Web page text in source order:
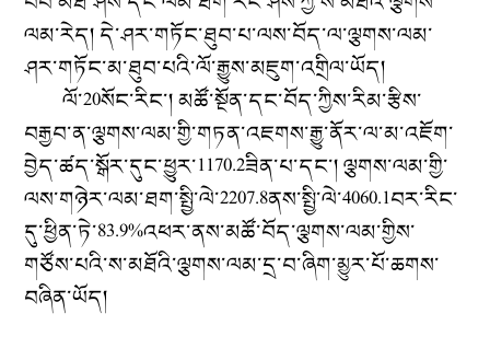
ལམ་རེད། དེ་ཤར་གཏོང་ཐུབ་པ་ལས་བོད་ལ་ལྕགས་ལམ་
ཤར་གཏོང་མ་ཐུབ་པའི་ལོ་རྒྱུས་མཇུག་འགྲིལ་ཡོད།
ལོ་20སོང་རིང་། མཚོ་སྔོན་དང་བོད་ཀྱིས་རིམ་རྩིས་
བརྒྱབ་ན་ལྕགས་ལམ་གྱི་གཏན་འཇགས་རྒྱུ་ནོར་ལ་མ་འཇོག་
བྱེད་ཚད་སྒོར་དུང་ཕྱུར་1170.2ཟིན་པ་དང་། ལྕགས་ལམ་གྱི་
ལས་གཉེར་ལམ་ཐག་སྤྱི་ལེ་2207.8ནས་སྤྱི་ལེ་4060.1བར་རིང་
དུ་ཕྱིན་ཏེ་83.9%འཕར་ནས་མཚོ་བོད་ལྕགས་ལམ་གྱིས་
གཙོས་པའི་ས་མཐོའི་ལྕགས་ལམ་དྲ་བ་ཞིག་མྱུར་པོ་ཆགས་
བཞིན་ཡོད།